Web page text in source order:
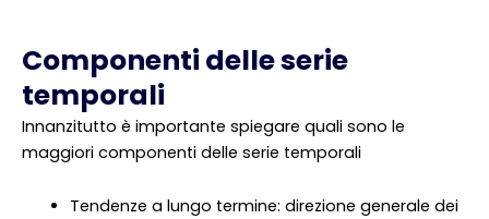
Componenti delle serie
temporali
Innanzitutto è importante spiegare quali sono le
maggiori componenti delle serie temporali
Tendenze a lungo termine: direzione generale dei